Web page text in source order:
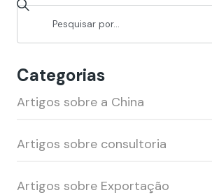
Categorias
Artigos sobre a China
Artigos sobre consultoria
Artigos sobre Exportação